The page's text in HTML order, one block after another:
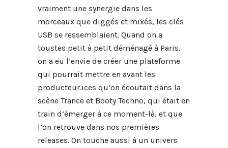
vraiment une synergie dans les
morceaux que diggés et mixés, les clés
USB se ressemblaient. Quand on a
toustes petit à petit déménagé à Paris,
on a eu l’envie de créer une plateforme
qui pourrait mettre en avant les
producteur.ices qu’on écoutait dans la
scène Trance et Booty Techno, qui était en
train d’émerger à ce moment-là, et que
l’on retrouve dans nos premières
releases. On touche aussi à un univers